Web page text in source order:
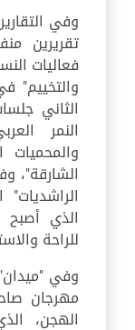
وفي
تقريرين
فعاليات
والتخييم"
الثاني
النمر
الشارقة"،
الذي أصبح
للراحة
وفي
مهرجان
الهجن،